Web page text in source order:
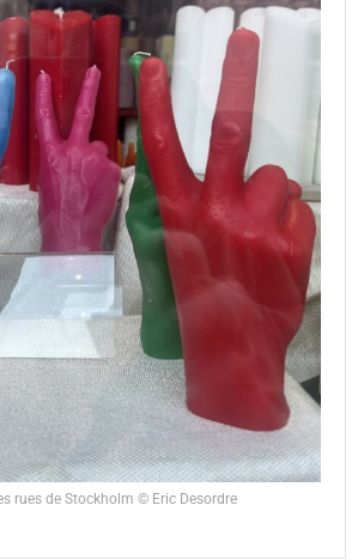
rues de Stockholm © Eric Desordre